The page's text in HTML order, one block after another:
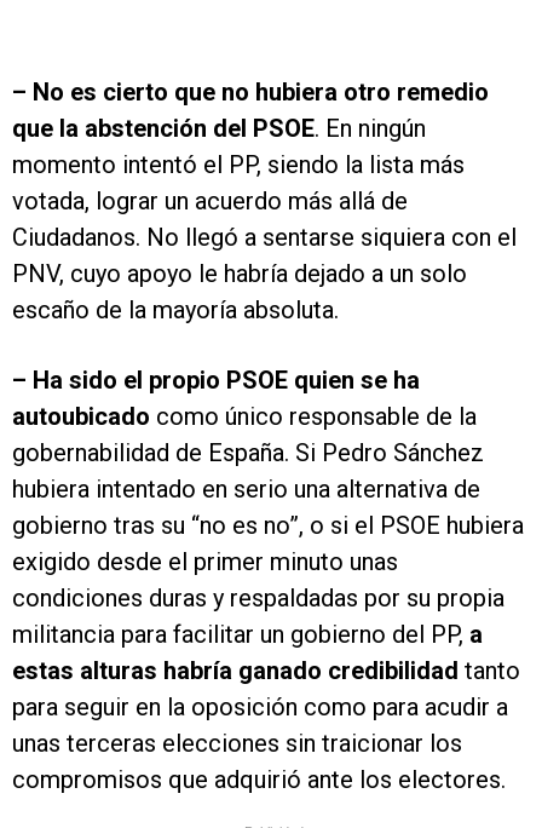
– No es cierto que no hubiera otro remedio
que la abstención del PSOE. En ningún
momento intentó el PP, siendo la lista más
votada, lograr un acuerdo más allá de
Ciudadanos. No llegó a sentarse siquiera con el
PNV, cuyo apoyo le habría dejado a un solo
escaño de la mayoría absoluta.
– Ha sido el propio PSOE quien se ha
autoubicado como único responsable de la
gobernabilidad de España. Si Pedro Sánchez
hubiera intentado en serio una alternativa de
gobierno tras su “no es no”, o si el PSOE hubiera
exigido desde el primer minuto unas
condiciones duras y respaldadas por su propia
militancia para facilitar un gobierno del PP, a
estas alturas habría ganado credibilidad tanto
para seguir en la oposición como para acudir a
unas terceras elecciones sin traicionar los
compromisos que adquirió ante los electores.